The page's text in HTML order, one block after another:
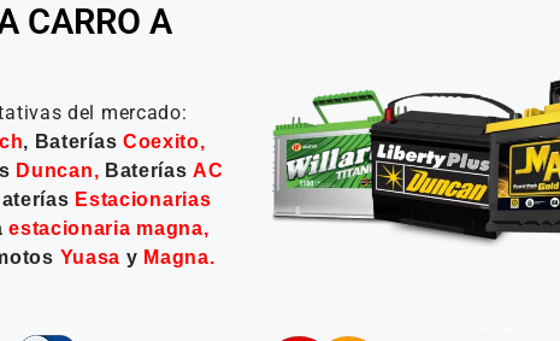
CARRO A
del mercado:
, Baterías Coexito,
Duncan, BateríasAC
Estacionarias
estacionaria magna,
Yuasa y Magna.